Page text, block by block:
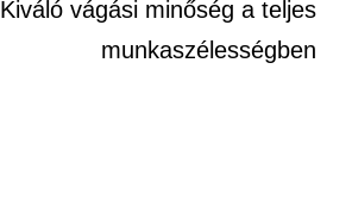
Kiváló vágási minőség a teljes
munkaszélességben